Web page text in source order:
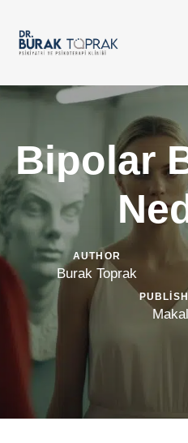
Bipolar
AUTHOR
Burak Toprak